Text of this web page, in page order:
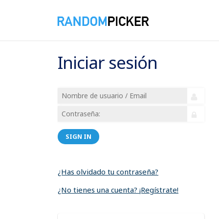
Iniciar sesión
SIGN IN
¿Has olvidado tu contraseña?
¿No tienes una cuenta? ¡Regístrate!